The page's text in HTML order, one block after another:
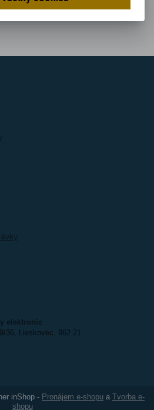
elektronic
36, Lieskovec, 962 21
inShop - Pronájem e-shopu a Tvorba e-
shopu